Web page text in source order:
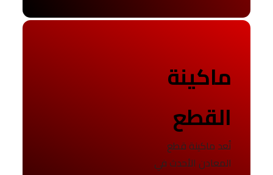
ماكينة
القطع
تُعد ماكينة قطع
المعادن الأحدث في